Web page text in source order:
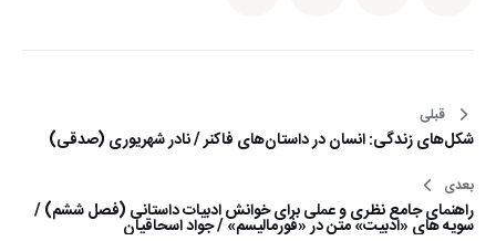
راهبری
نوشته
قبلی
شکل‌های زندگی: انسان در داستان‌های فاکنر / نادر شهریوری (صدقی)
بعدی
راهنمای جامع نظری و عملی برای خوانش ادبیات داستانی (فصل ششم) /
سویه های «ادبیت» متن در «فورمالیسم» / جواد اسحاقیان